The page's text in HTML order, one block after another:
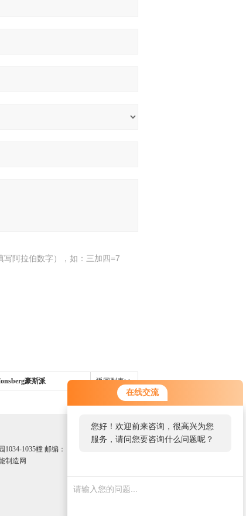
在线交流
您好！欢迎前来咨询，很高兴为您
服务，请问您要咨询什么问题呢？
写阿拉伯数字），如：三加四=7
豪斯派 返回列表>>
1035幢 邮编：
制造网